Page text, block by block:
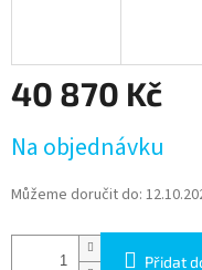
40 870 Kč
cena:
Na objednávku
Můžeme doručit do:
Přidat